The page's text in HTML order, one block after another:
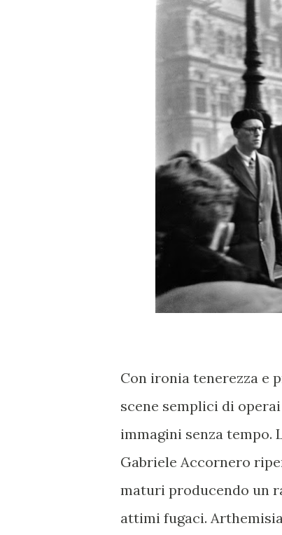
Con ironia tenerezza e
scene semplici di
immagini senza tempo.
Gabriele Accornero
maturi producendo un
attimi fugaci.